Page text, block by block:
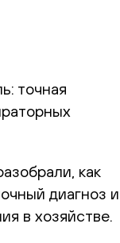
точная
как
диагноз и
в хозяйстве.